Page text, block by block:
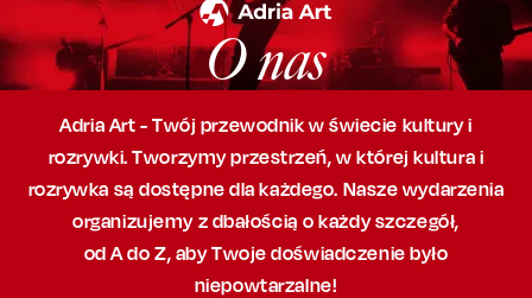
O nas
Adria Art - Twój przewodnik w świecie kultury i
rozrywki. Tworzymy przestrzeń,w której kultura i
rozrywka są dostępne dla każdego. Nasze wydarzenia
organizujemy z dbałością o każdy szczegół,
od A do Z, abyTwoje doświadczenie było
niepowtarzalne!